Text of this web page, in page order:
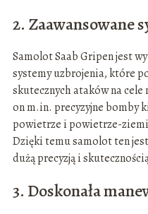
2. Zaawansowane
Samolot Saab Gripen jest
systemy uzbrojenia, które
skutecznych ataków na
on m.in. precyzyjne bomby
powietrze i powietrze-
Dzięki temu samolot ten
dużą precyzją i
3. Doskonała